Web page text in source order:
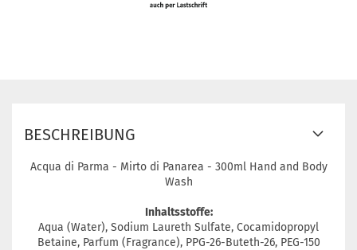
BESCHREIBUNG
Acqua di Parma - Mirto di Panarea - 300ml Hand and Body
Wash
Inhaltsstoffe:
Aqua (Water), Sodium Laureth Sulfate, Cocamidopropyl
Betaine, Parfum (Fragrance), PPG-26-Buteth-26, PEG-150